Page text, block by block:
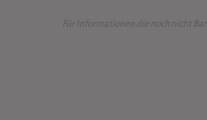
Für Informationen die noch nicht